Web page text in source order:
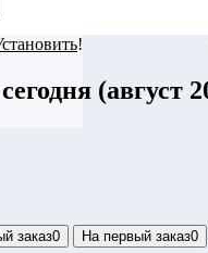
!
(август
заказ0 На первый заказ0